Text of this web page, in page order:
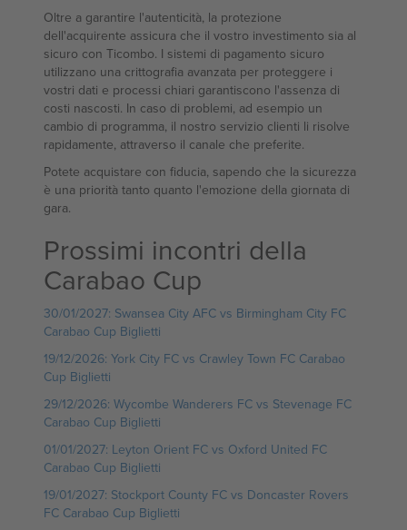
Oltre a garantire l'autenticità, la protezione
dell'acquirente assicura che il vostro investimento sia al
sicuro con Ticombo. I sistemi di pagamento sicuro
utilizzano una crittografia avanzata per proteggere i
vostri dati e processi chiari garantiscono l'assenza di
costi nascosti. In caso di problemi, ad esempio un
cambio di programma, il nostro servizio clienti li risolve
rapidamente, attraverso il canale che preferite.
Potete acquistare con fiducia, sapendo che la sicurezza
è una priorità tanto quanto l'emozione della giornata di
gara.
Prossimi incontri della
Carabao Cup
30/01/2027: Swansea City AFC vs Birmingham City FC
Carabao Cup Biglietti
19/12/2026: York City FC vs Crawley Town FC Carabao
Cup Biglietti
29/12/2026: Wycombe Wanderers FC vs Stevenage FC
Carabao Cup Biglietti
01/01/2027: Leyton Orient FC vs Oxford United FC
Carabao Cup Biglietti
19/01/2027: Stockport County FC vs Doncaster Rovers
FC Carabao Cup Biglietti